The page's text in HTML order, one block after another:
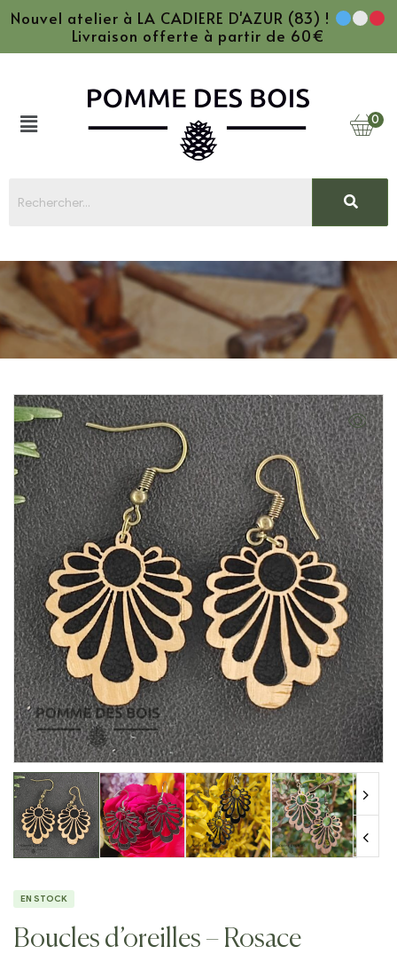
Nouvel atelier à LA CADIERE D'AZUR (83) !
Livraison offerte à partir de 60€
0
EN STOCK
Boucles d’oreilles – Rosace